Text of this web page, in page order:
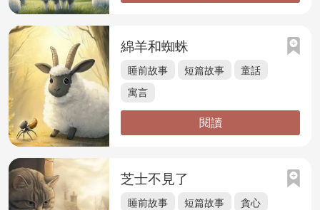
綿羊和蜘蛛
睡前故事 短篇故事
童話
寓言
閱讀
芝士不見了
睡前故事 短篇故事
貪心